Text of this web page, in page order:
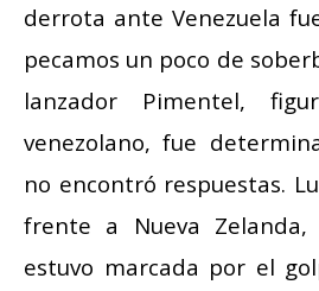
derrota ante Venezuela
pecamos un poco de
lanzador Pimentel,
venezolano, fue
no encontró respuestas.
frente a Nueva Zelanda,
estuvo marcada por el